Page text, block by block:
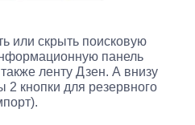
или скрыть поисковую
панель
ленту Дзен. А внизу
2 кнопки для резервного